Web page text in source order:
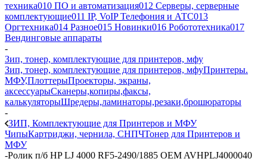
техника010 ПО и автоматизация012 Серверы, серверные
комплектующие011 IP, VoIP Телефония и АТС013
Оргтехника014 Разное015 Новинки016 Робототехника017
Вендинговые аппараты
-
Зип, тонер, комплектующие для принтеров, мфу
Зип, тонер, комплектующие для принтеров, мфуПринтеры.
МФУ,ПлоттерыПроекторы, экраны,
аксессуарыСканеры,копиры,факсы,
калькуляторыШредеры,ламинаторы,резаки,брошюраторы
-
ЗИП, Комплектующие для Принтеров и МФУ
ЧипыКартриджи, чернила, СНПЧТонер для Принтеров и
МФУ
-Ролик п/б HP LJ 4000 RF5-2490/1885 OEM AVHPLJ4000040